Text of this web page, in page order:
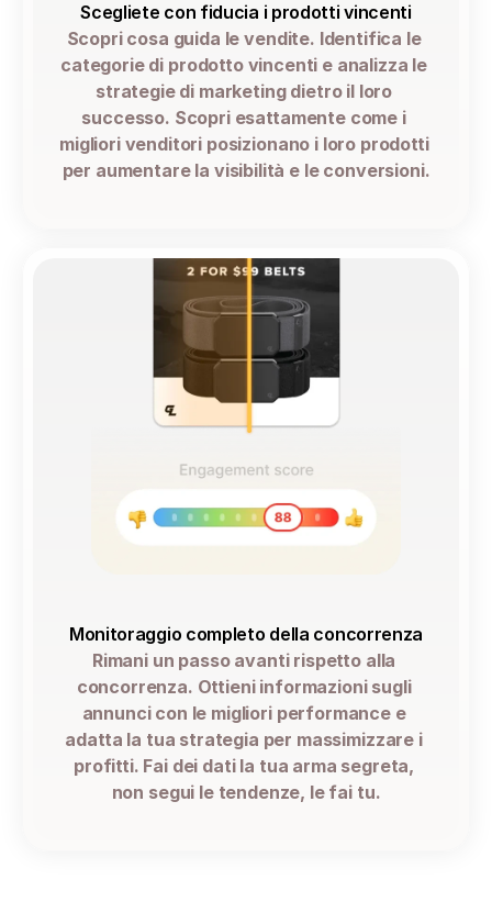
Scegliete con fiducia i prodotti vincenti
Scopri cosa guida le vendite. Identifica le
categorie di prodotto vincenti e analizza le
strategie di marketing dietro il loro
successo. Scopri esattamente come i
migliori venditori posizionano i loro prodotti
per aumentare la visibilità e le conversioni.
Monitoraggio completo della concorrenza
Rimani un passo avanti rispetto alla
concorrenza. Ottieni informazioni sugli
annunci con le migliori performance e
adatta la tua strategia per massimizzare i
profitti. Fai dei dati la tua arma segreta,
non segui le tendenze, le fai tu.